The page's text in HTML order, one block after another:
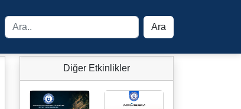
Ara
Diğer Etkinlikler